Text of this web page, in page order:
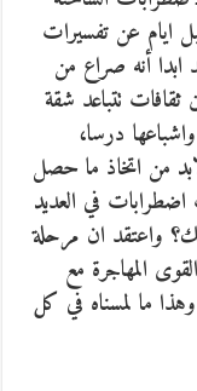
ايام عن تفسيرات
أنه صراع من
ثقافات تتباعد شقة
درسا،
من اتخاذ ما حصل
2005 مذ شهدت اضطرابات في العديد
واعتقد ان مرحلة
تتصادم فيها القوى المهاجرة مع
ما لمسناه في كل